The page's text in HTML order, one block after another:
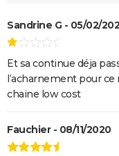
Peter von Kant
Nomadland :
streaming, avis...
Sound of Metal
Oh Canada : que
Jacob Elordi
Sandrine G - 05/02/
Et sa continue déja
l’acharnement pour
chaine low cost
Fauchier - 08/11/2020